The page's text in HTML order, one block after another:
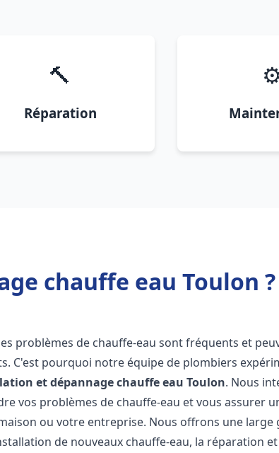
🔨
Réparation
chauffe eau Toulon ?
problèmes de chauffe-eau sont fréquents et
C'est pourquoi notre équipe de plombiers
et dépannage chauffe eau Toulon. Nous
vos problèmes de chauffe-eau et vous assurer
ou votre entreprise. Nous offrons une large
de nouveaux chauffe-eau, la réparation